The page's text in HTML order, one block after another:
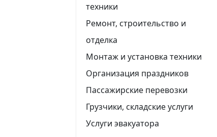
техники
Ремонт, строительство и
отделка
Монтаж и установка техники
Организация праздников
Пассажирские перевозки
Грузчики, складские услуги
Услуги эвакуатора